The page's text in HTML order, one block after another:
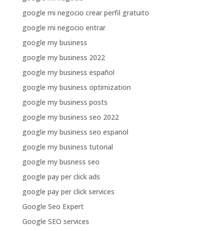
google mi negocio crear perfil gratuito
google mi negocio entrar
google my business
google my business 2022
google my business español
google my business optimization
google my business posts
google my business seo 2022
google my business seo espanol
google my business tutorial
google my busness seo
google pay per click ads
google pay per click services
Google Seo Expert
Google SEO services